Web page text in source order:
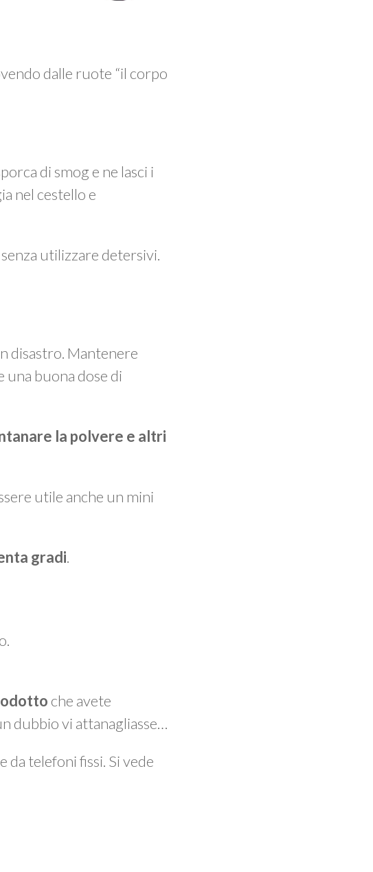
dalle ruote “il corpo
di smog e ne lasci i
nel cestello e
senza utilizzare detersivi.
disastro. Mantenere
una buona dose di
la polvere e altri
utile anche un mini
gradi.
che avete
dubbio vi attanagliasse…
da telefoni fissi. Si vede